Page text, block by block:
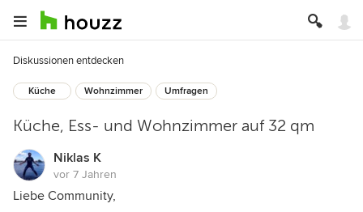
Diskussionen entdecken
Küche Wohnzimmer Umfragen
Küche, Ess- und Wohnzimmer auf 32 qm
Niklas K
vor 7 Jahren
Liebe Community,